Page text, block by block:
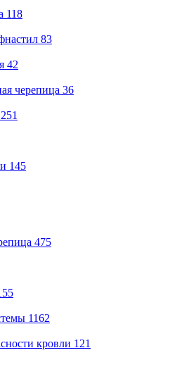
118
83
42
черепица 36
251
145
475
1162
кровли 121